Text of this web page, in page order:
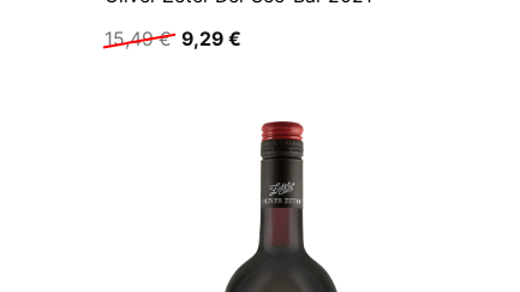
15,49€ Ursprünglicher
Preis
9,29€